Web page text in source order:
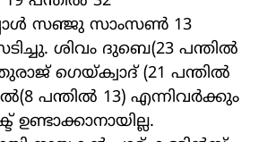
സഞ്ജു സാംസണ്‍ 13
ശിവം ദുബെ(23 പന്തില്‍
ഗെയ്ക്വാദ് (21 പന്തില്‍
പന്തില്‍ 13) എന്നിവര്‍ക്കും
ഉണ്ടാക്കാനായില്ല.